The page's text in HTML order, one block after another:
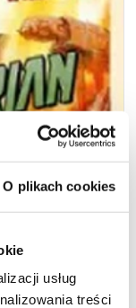
O plikach cookies
usług
treści